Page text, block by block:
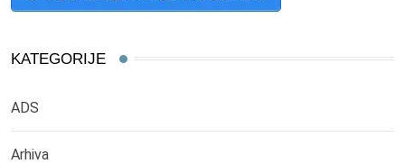
KATEGORIJE
ADS
Arhiva